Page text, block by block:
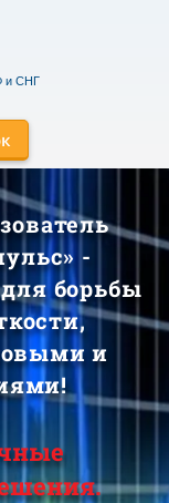
и СНГ
-
борьбы
и